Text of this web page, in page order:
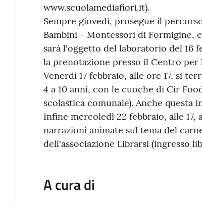
www.scuolamediafiori.it).
Sempre giovedì, prosegue il
Bambini - Montessori di Formigine,
sarà l'oggetto del laboratorio del 16
la prenotazione presso il Centro per
Venerdì 17 febbraio, alle ore 17, si
4 a 10 anni, con le cuoche di Cir
scolastica comunale). Anche questa
Infine mercoledì 22 febbraio, alle 17,
narrazioni animate sul tema del
dell'associazione Librarsi (ingresso
A cura di